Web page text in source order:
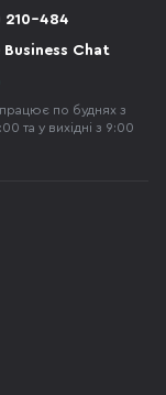
210-484
Business Chat
по буднях з
та у вихідні з 9:00